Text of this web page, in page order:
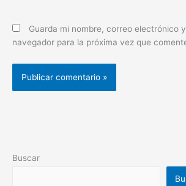
Guarda mi nombre, correo electrónico
navegador para la próxima vez que
Buscar